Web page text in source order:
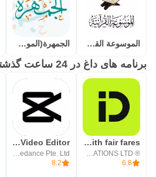
الموسوعة القرآنية الجمهرة(الموسوعة الشاملة لمفرد
برنامه های داغ در 24 ساعت گذشته
inDrive. Rides with fair fares
® SUOL INNOVATIONS LTD
6.8
CapCut: Photo & Video Editor
Bytedance Pte. Ltd.
8.2